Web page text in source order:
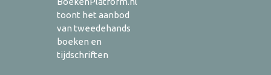
toont het aanbod
van tweedehands
boeken en
tijdschriften